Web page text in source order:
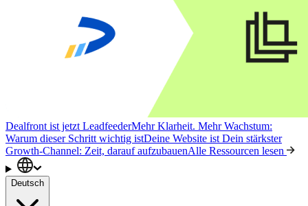
Dealfront ist jetzt LeadfeederMehr Klarheit. Mehr Wachstum:
Warum dieser Schritt wichtig istDeine Website ist Dein stärkster
Growth-Channel: Zeit, darauf aufzubauenAlle Ressourcen lesen
Deutsch